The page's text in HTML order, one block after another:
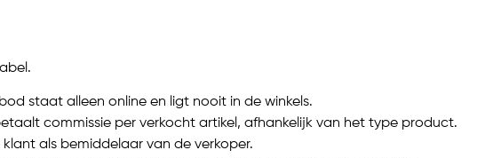
staat alleen online en ligt nooit in de winkels.
commissie per verkocht artikel, afhankelijk van het type product.
als bemiddelaar van de verkoper.